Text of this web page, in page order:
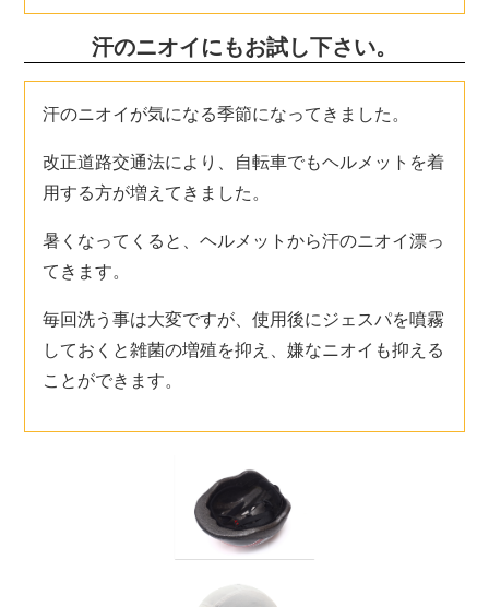
汗のニオイにもお試し下さい。
汗のニオイが気になる季節になってきました。
改正道路交通法により、自転車でもヘルメットを着
用する方が増えてきました。
暑くなってくると、ヘルメットから汗のニオイ漂っ
てきます。
毎回洗う事は大変ですが、使用後にジェスパを噴霧
しておくと雑菌の増殖を抑え、嫌なニオイも抑える
ことができます。